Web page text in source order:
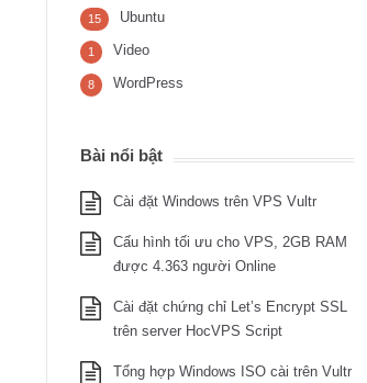
Ubuntu
15
Video
1
WordPress
8
Bài nổi bật
Cài đặt Windows trên VPS Vultr
Cấu hình tối ưu cho VPS, 2GB RAM
được 4.363 người Online
Cài đặt chứng chỉ Let’s Encrypt SSL
trên server HocVPS Script
Tổng hợp Windows ISO cài trên Vultr